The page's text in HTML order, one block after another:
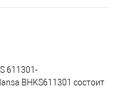
611301-
BHKS611301 состоит